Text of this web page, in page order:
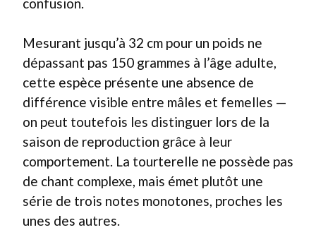
Mesurant jusqu’à 32 cm pour un poids ne
dépassant pas 150 grammes à l’âge adulte,
cette espèce présente une absence de
différence visible entre mâles et femelles —
on peut toutefois les distinguer lors de la
saison de reproduction grâce à leur
comportement. La tourterelle ne possède pas
de chant complexe, mais émet plutôt une
série de trois notes monotones, proches les
unes des autres.